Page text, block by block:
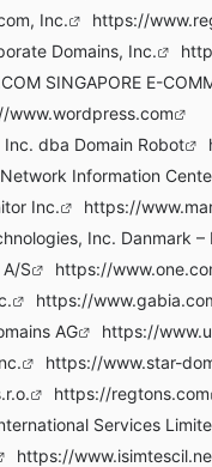
Inc.
https://
Domains, Inc.
SINGAPORE E-
www.wordpress.com
Inc. dba Domain Robot
Information
Inc.
https://
Inc. Danmark
S
https://
https://
AG
https://
https://www.star-
https://regtons.com
Services
https://